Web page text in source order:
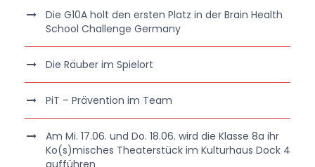
Die G10A holt den ersten Platz in der Brain Health
School Challenge Germany
Die Räuber im Spielort
PiT – Prävention im Team
Am Mi. 17.06. und Do. 18.06. wird die Klasse 8a ihr
Ko(s)misches Theaterstück im Kulturhaus Dock 4